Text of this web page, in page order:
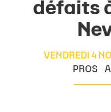
défaits
VENDREDI 4
PROS